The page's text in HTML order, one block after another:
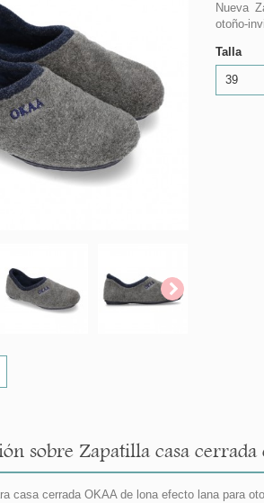
Nueva
otoño-
Talla
39
sobre Zapatilla casa cerrada
casa cerrada OKAA de lona efecto lana para